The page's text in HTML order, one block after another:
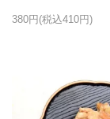
380円(税込410円)